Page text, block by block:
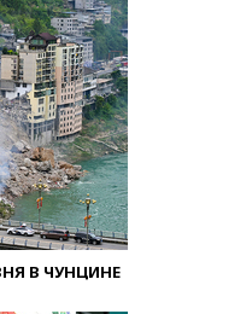
В ЧУНЦИНЕ